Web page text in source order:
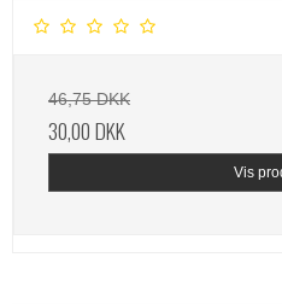
46,75 DKK
30,00 DKK
Vis